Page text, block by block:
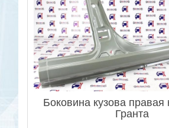
Боковина кузова правая
Гранта